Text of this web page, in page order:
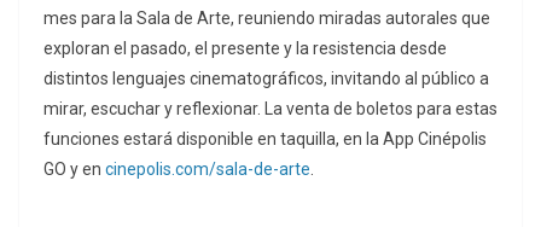
mes para la Sala de Arte, reuniendo miradas autorales que
exploran el pasado, el presente y la resistencia desde
distintos lenguajes cinematográficos, invitando al público a
mirar, escuchar y reflexionar. La venta de boletos para estas
funciones estará disponible en taquilla, en la App Cinépolis
GO y en cinepolis.com/sala-de-arte